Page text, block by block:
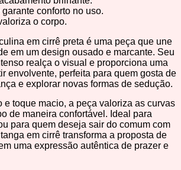
conforto no uso.
o corpo.
em cirrê preta é uma peça que une
em um design ousado e marcante. Seu
realça o visual e proporciona uma
envolvente, perfeita para quem gosta de
e explorar novas formas de sedução.
e toque macio, a peça valoriza as curvas
de maneira confortável. Ideal para
para quem deseja sair do comum com
em cirrê transforma a proposta de
uma expressão autêntica de prazer e